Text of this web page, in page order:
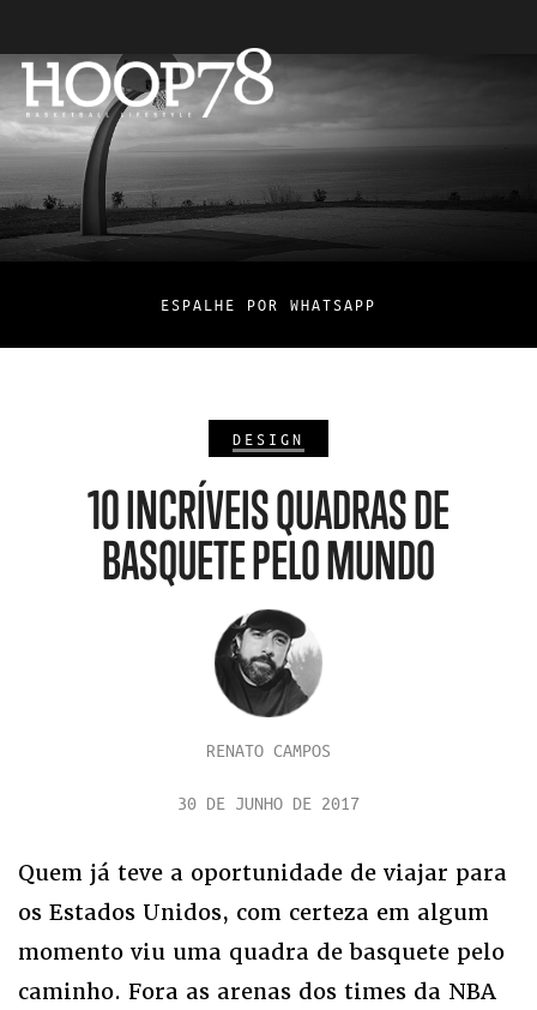
ESPALHE POR WHATSAPP
DESIGN
10 INCRÍVEIS QUADRAS DE
BASQUETE PELO MUNDO
RENATO CAMPOS
30 DE JUNHO DE 2017
Quem já teve a oportunidade de viajar para
os Estados Unidos, com certeza em algum
momento viu uma quadra de basquete pelo
caminho. Fora as arenas dos times da NBA